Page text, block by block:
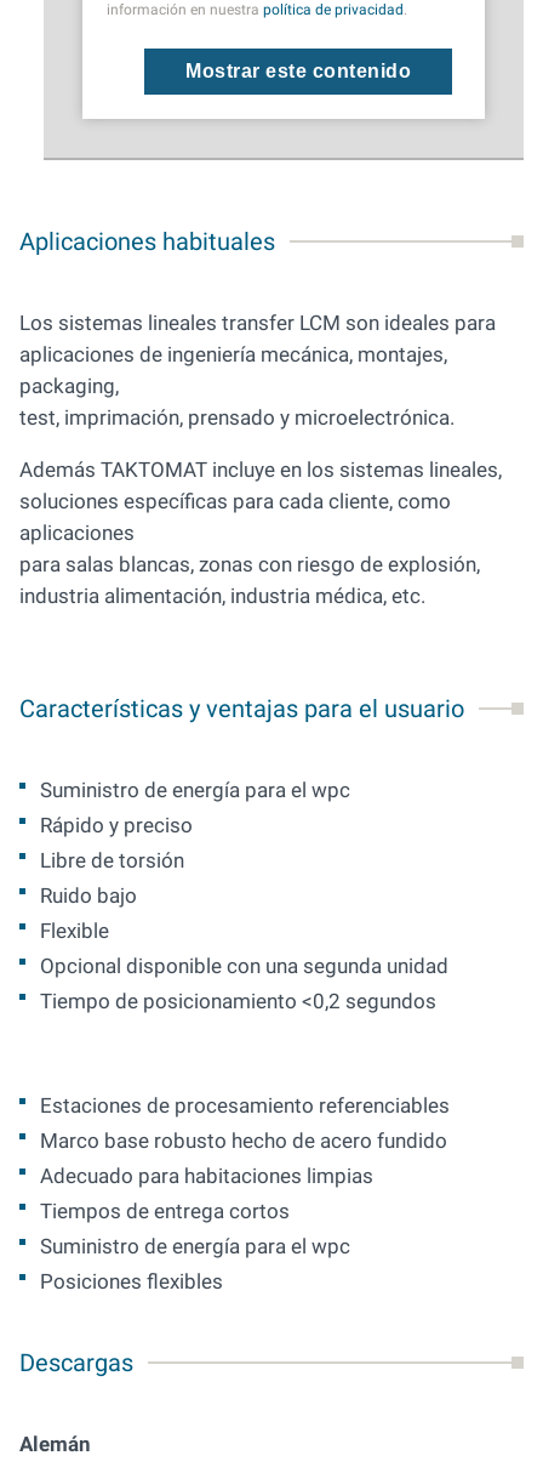
información en nuestra política de privacidad .
Mostrar este contenido
Aplicaciones habituales
Los sistemas lineales transfer LCM son ideales para
aplicaciones de ingeniería mecánica, montajes,
packaging,
test, imprimación, prensado y microelectrónica.
Además TAKTOMAT incluye en los sistemas lineales,
soluciones específicas para cada cliente, como
aplicaciones
para salas blancas, zonas con riesgo de explosión,
industria alimentación, industria médica, etc.
Características y ventajas para el usuario
Suministro de energía para el wpc
Rápido y preciso
Libre de torsión
Ruido bajo
Flexible
Opcional disponible con una segunda unidad
Tiempo de posicionamiento <0,2 segundos
Estaciones de procesamiento referenciables
Marco base robusto hecho de acero fundido
Adecuado para habitaciones limpias
Tiempos de entrega cortos
Suministro de energía para el wpc
Posiciones flexibles
Descargas
Alemán